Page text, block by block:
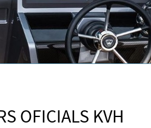
OFICIALS KVH